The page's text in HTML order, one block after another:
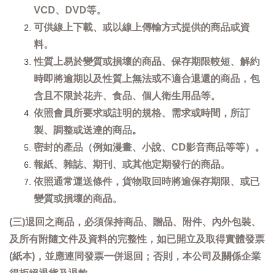
VCD、DVD等。
可供線上下載、或以線上傳輸方式提供的商品或資
料。
性質上易於變質或損壞的商品、保存期限較短、解約
時即將逾期以及性質上無法或不適合退還的商品，包
含且不限於花卉、食品、個人衛生用品等。
依照會員所要求或註明的規格、需求或時間，所訂
製、調整或送達的商品。
密封的產品（例如漫畫、小說、CD影音商品等等）。
報紙、雜誌、期刊、或其他定期發行的商品。
依照通常運送條件，貨物取回時將逾保存期限、或已
變質或損壞的商品。
(三)退回之商品，必須保持商品、贈品、附件、內外包裝、
及所有附隨文件及資料的完整性，如已開立及取得實體發票
(紙本)，並應連同發票一併退回；否則，本公司及關係企業